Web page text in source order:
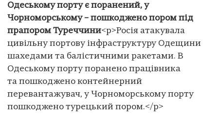
Одеському порту є поранений, у
Чорноморському – пошкоджено пором під
прапором Туреччини<p>Росія атакувала
цивільну портову інфраструктуру Одещини
шахедами та балістичними ракетами. В
Одеському порту поранено працівника
та пошкоджено контейнерний
перевантажувач, у Чорноморському порту
пошкоджено турецький пором.</p>